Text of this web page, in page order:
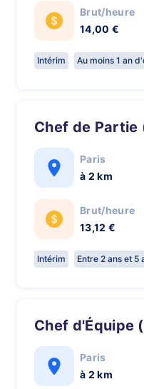
Brut/heure
14,00 €
Intérim Au moins 1 an
Chef de
Paris
à 2 km
Brut/heure
13,12 €
Intérim Entre 2 ans et
Chef d'Équipe
Paris
à 2 km